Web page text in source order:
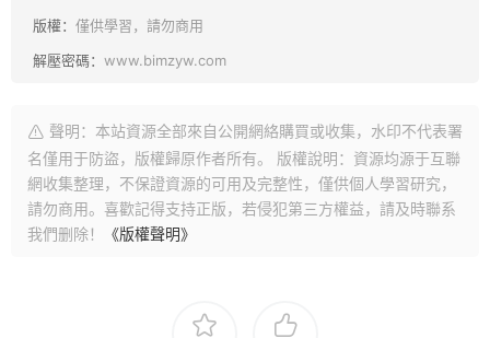
版權： 僅供學習，請勿商用
解壓密碼： www.bimzyw.com
聲明：本站資源全部來自公開網絡購買或收集，水印不代表署
名僅用于防盜，版權歸原作者所有。 版權說明：資源均源于互聯
網收集整理，不保證資源的可用及完整性，僅供個人學習研究，
請勿商用。喜歡記得支持正版，若侵犯第三方權益，請及時聯系
我們删除！
《版權聲明》